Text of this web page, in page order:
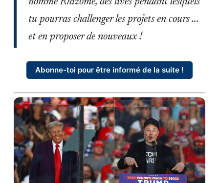
tu pourras challenger les projets en cours ...
et en proposer de nouveaux !
Abonne-toi pour être informé de la suite !